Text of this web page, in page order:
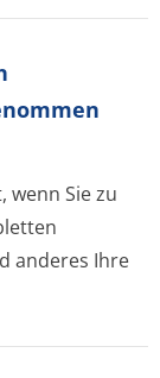
wenn Sie zu
anderes Ihre